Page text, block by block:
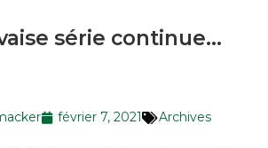
série continue…
février 7, 2021 Archives